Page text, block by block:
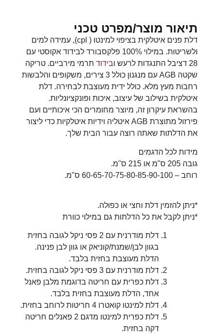
תיאור מוצר/מפרט טכני
דלת פנים איטלקית בציפוי למינטו ( cpl), עמידה למים
ולשריטות. במילוי 100% פלקסבורד לבידוד אקוסטי עם
בידוד תרמי מירביים. טריקה
שקטה AGB עם מנגנון כולל 3 צירים, משקופים והלבשות
רחבות מעץ מלא. כולל ידית מעוצבת לבחירה. דלת
איטלקית בשילוב של עיצוב, איכות ופונקציונליות.
בהשראת עיקרון זה, מיוצר מחומרים הכי איכותיים ועם
פירזול מתוצרת AGB איטליה וידיות איטלקיות כדי ליצור
את הדלתות שאתה רוצה עבור הבית שלך.
מידות לכל הדגמים
רוחב – 60-65-70-75-80-85-90-100 ס"מ.
*ניתן להזמין דלת וחצי או כפולה.
*ניתן לקבל את כל הדלתות גם במילוי כוורת
דלת מודרנית עם 2 פסי ניקל לגובה בחזית
בגוון לבן/שמנת/קוניאק או גוון לבן פנינה.
הדלת מעוצבת בחזית בלבד.
דלת מודרנית עם 3 פסי ניקל לגובה בחזית.
דלת כפרית עם חריטה בדוגמת מלבן פאנל
אחד, הדלת מעוצבת בחזית בלבד.
דלת למינטו קואטרו 4 חריטות לרוחב בחזית.
דלת כפרית למינטו מדגם 2 פאנלים חריטה
דקה בחזית.